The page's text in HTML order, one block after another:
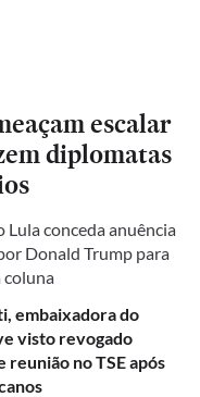
escalar
diplomatas
conceda anuência
Donald Trump para
coluna
embaixadora do
visto revogado
reunião no TSE após